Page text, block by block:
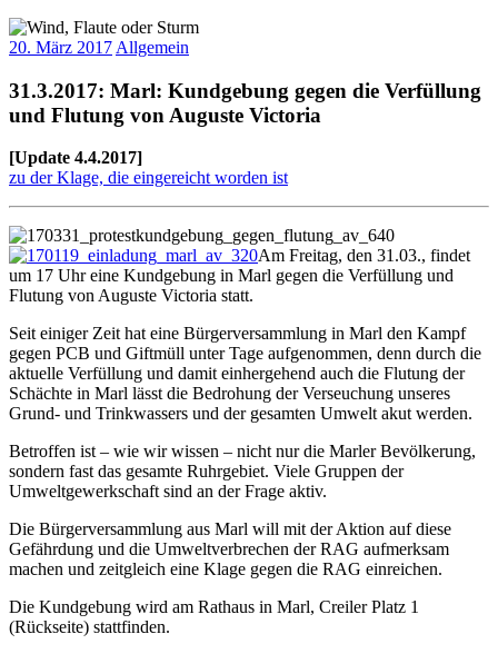
20. März 2017 Allgemein
31.3.2017: Marl: Kundgebung gegen die Verfüllung
und Flutung von Auguste Victoria
[Update 4.4.2017]
zu der Klage, die eingereicht worden ist
Am Freitag, den 31.03., findet
um 17 Uhr eine Kundgebung in Marl gegen die Verfüllung und
Flutung von Auguste Victoria statt.
Seit einiger Zeit hat eine Bürgerversammlung in Marl den Kampf
gegen PCB und Giftmüll unter Tage aufgenommen, denn durch die
aktuelle Verfüllung und damit einhergehend auch die Flutung der
Schächte in Marl lässt die Bedrohung der Verseuchung unseres
Grund- und Trinkwassers und der gesamten Umwelt akut werden.
Betroffen ist – wie wir wissen – nicht nur die Marler Bevölkerung,
sondern fast das gesamte Ruhrgebiet. Viele Gruppen der
Umweltgewerkschaft sind an der Frage aktiv.
Die Bürgerversammlung aus Marl will mit der Aktion auf diese
Gefährdung und die Umweltverbrechen der RAG aufmerksam
machen und zeitgleich eine Klage gegen die RAG einreichen.
Die Kundgebung wird am Rathaus in Marl, Creiler Platz 1
(Rückseite) stattfinden.